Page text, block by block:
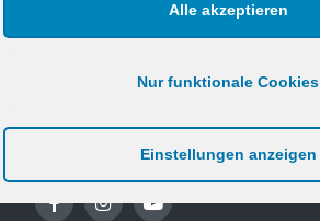
Alle akzeptieren
Nur funktionale Cookies
Einstellungen anzeigen